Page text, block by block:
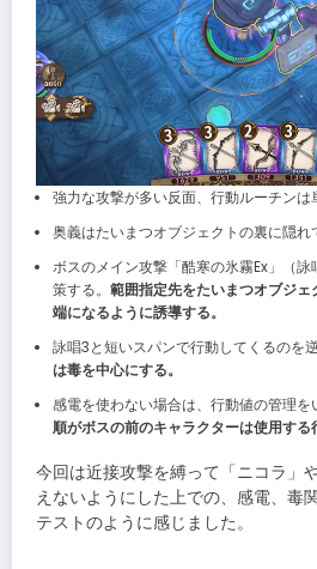
強力な攻撃が多い反面、行動ルーチンは
奥義はたいまつオブジェクトの裏に隠れ
ボスのメイン攻撃「酷寒の氷霧Ex」（
策する。 範囲指定先をたいまつオブジ
端になるように誘導する。
詠唱3と短いスパンで行動してくるのを逆
は毒を中心にする。
感電を使わない場合は、行動値の管理を
順がボスの前のキャラクターは使用する
今回は近接攻撃を縛って「ニコラ」
えないようにした上での、感電、毒
テストのように感じました。